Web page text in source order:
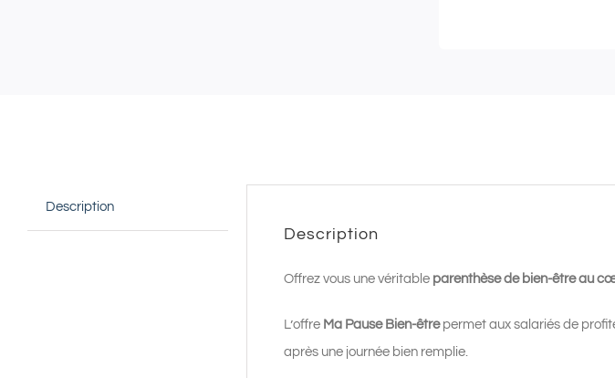
25
Description
Description
Offrez vous une véritable parenthèse de bien-être au
L’offre Ma Pause Bien-être permet aux salariés de
après une journée bien remplie.